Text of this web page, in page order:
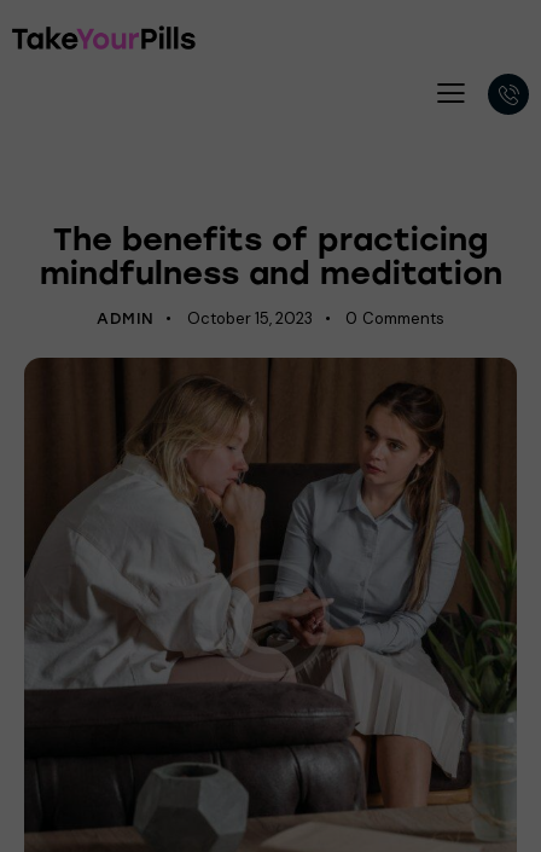
The benefits of practicing
mindfulness and meditation
ADMIN October 15, 2023 0 Comments